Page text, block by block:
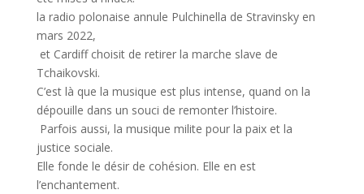
la radio polonaise annule Pulchinella de Stravinsky en
mars 2022,
et Cardiff choisit de retirer la marche slave de
Tchaikovski.
C’est là que la musique est plus intense, quand on la
dépouille dans un souci de remonter l’histoire.
Parfois aussi, la musique milite pour la paix et la
justice sociale.
Elle fonde le désir de cohésion. Elle en est
l’enchantement.